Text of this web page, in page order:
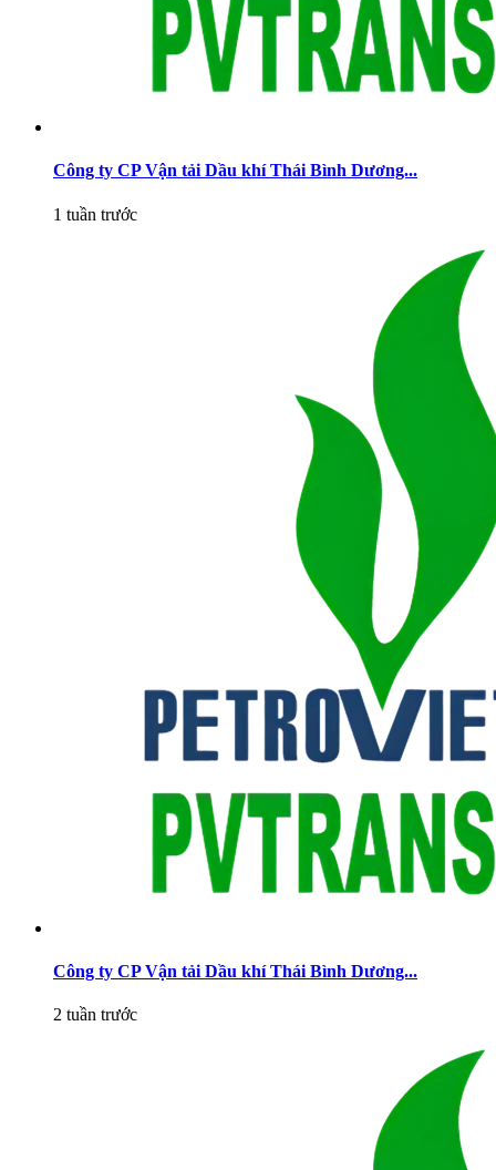
Công ty CP Vận tải Dầu khí Thái Bình Dương...
1 tuần trước
Công ty CP Vận tải Dầu khí Thái Bình Dương...
2 tuần trước